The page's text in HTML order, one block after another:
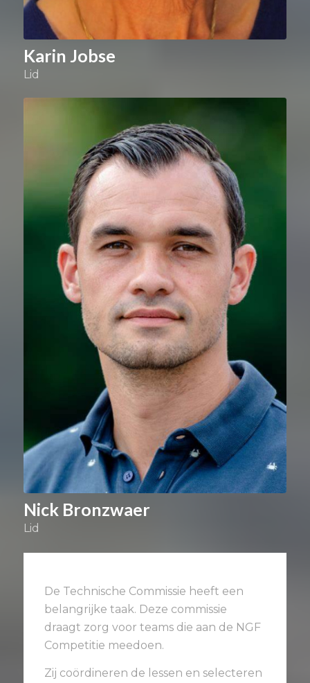
Karin Jobse
Lid
Nick Bronzwaer
Lid
De Technische Commissie heeft een
belangrijke taak. Deze commissie
draagt zorg voor teams die aan de NGF
Competitie meedoen.
Zij coördineren de lessen en selecteren